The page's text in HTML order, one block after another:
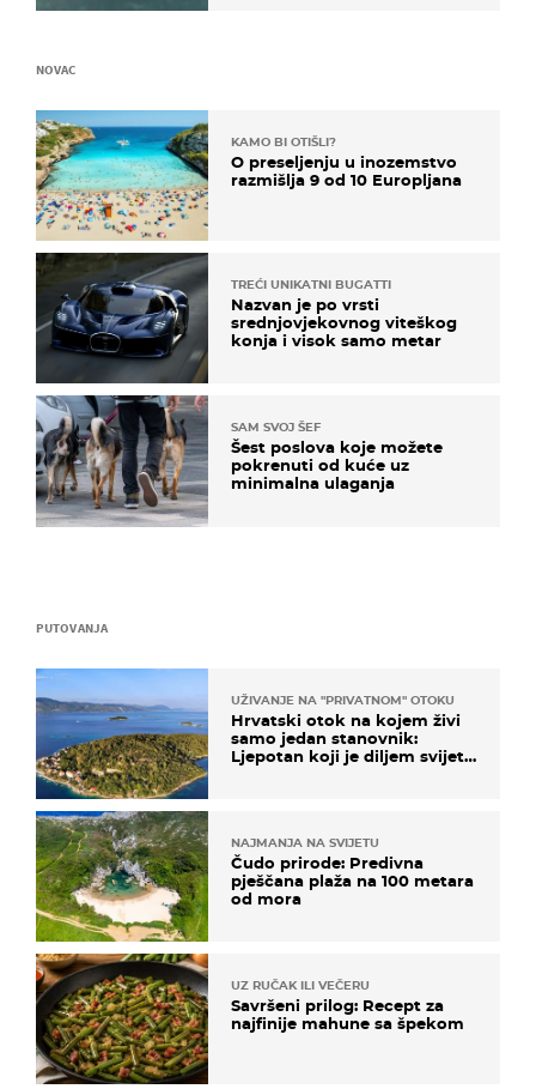
PUTOVANJA
UŽIVANJE NA "PRIVATNOM" OTOKU
Hrvatski otok na kojem živi
samo jedan stanovnik:
Ljepotan koji je diljem svijeta
NAJMANJA NA SVIJETU
Čudo prirode: Predivna
pješčana plaža na 100 metara
od mora
UZ RUČAK ILI VEČERU
Savršeni prilog: Recept za
najfinije mahune sa špekom
NOVAC
KAMO BI OTIŠLI?
O preseljenju u inozemstvo
razmišlja 9 od 10 Europljana
TREĆI UNIKATNI BUGATTI
Nazvan je po vrsti
srednjovjekovnog viteškog
konja i visok samo metar
SAM SVOJ ŠEF
Šest poslova koje možete
pokrenuti od kuće uz
minimalna ulaganja